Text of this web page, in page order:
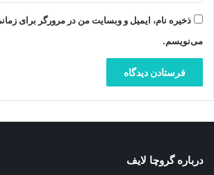
ذخیره نام، ایمیل و وبسایت من در مرورگر برای
می‌نویسم.
درباره گروچا لایف